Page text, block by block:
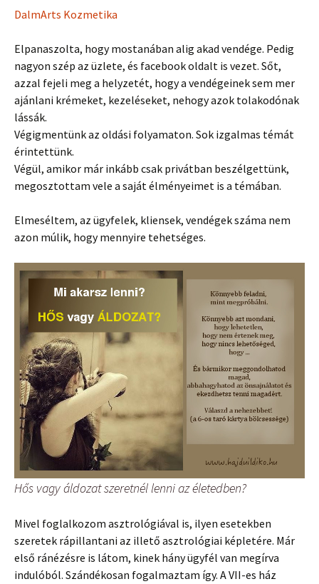
DalmArts Kozmetika
Elpanaszolta, hogy mostanában alig akad vendége. Pedig
nagyon szép az üzlete, és facebook oldalt is vezet. Sőt,
azzal fejeli meg a helyzetét, hogy a vendégeinek sem mer
ajánlani krémeket, kezeléseket, nehogy azok tolakodónak
lássák.
Végigmentünk az oldási folyamaton. Sok izgalmas témát
érintettünk.
Végül, amikor már inkább csak privátban beszélgettünk,
megosztottam vele a saját élményeimet is a témában.
Elmeséltem, az ügyfelek, kliensek, vendégek száma nem
azon múlik, hogy mennyire tehetséges.
Hős vagy áldozat szeretnél lenni az életedben?
Mivel foglalkozom asztrológiával is, ilyen esetekben
szeretek rápillantani az illető asztrológiai képletére. Már
első ránézésre is látom, kinek hány ügyfél van megírva
indulóból. Szándékosan fogalmaztam így. A VII-es ház